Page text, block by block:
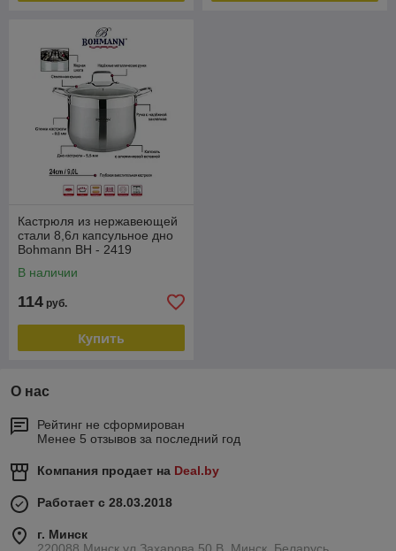
Кастрюля из нержавеющей
стали 8,6л капсульное дно
Bohmann BH - 2419
В наличии
114 руб.
Купить
О нас
Рейтинг не сформирован
Менее 5 отзывов за последний год
Компания продает на Deal.by
Работает с 28.03.2018
г. Минск